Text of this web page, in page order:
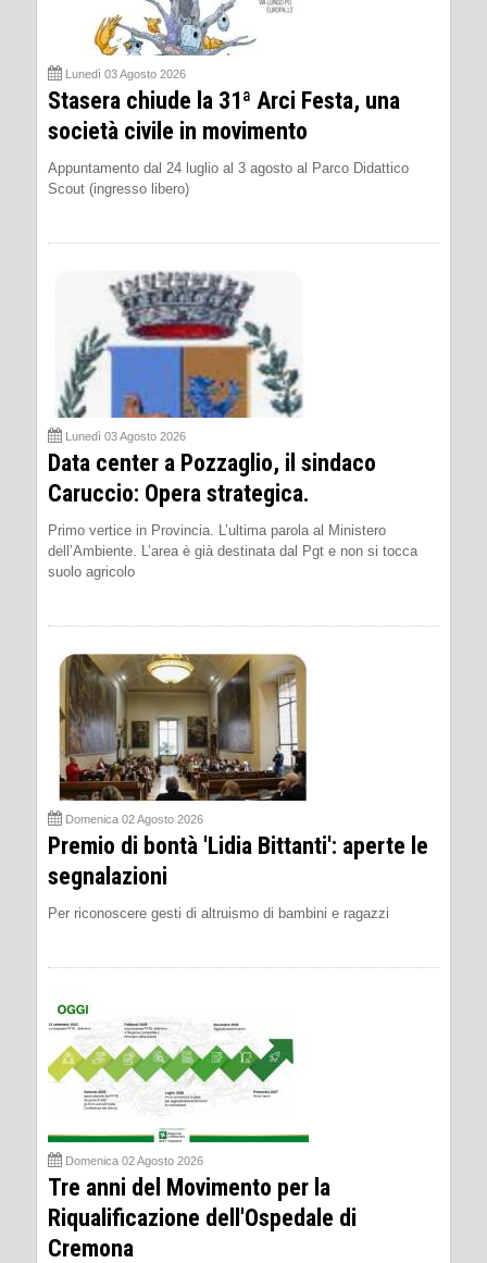
Lunedì 03 Agosto 2026
Stasera chiude la 31ª Arci Festa, una
società civile in movimento
Appuntamento dal 24 luglio al 3 agosto al Parco Didattico
Scout (ingresso libero)
Lunedì 03 Agosto 2026
Data center a Pozzaglio, il sindaco
Caruccio: Opera strategica.
Primo vertice in Provincia. L’ultima parola al Ministero
dell’Ambiente. L’area è già destinata dal Pgt e non si tocca
suolo agricolo
Domenica 02 Agosto 2026
Premio di bontà 'Lidia Bittanti': aperte le
segnalazioni
Per riconoscere gesti di altruismo di bambini e ragazzi
Domenica 02 Agosto 2026
Tre anni del Movimento per la
Riqualificazione dell'Ospedale di
Cremona